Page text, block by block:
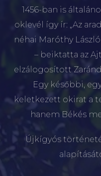
1456-ban is
oklevél így ír: „Az
néhai Maróthy
– beiktatta az
elzálogosított
Egy későbbi,
keletkezett okirat a
hanem Békés
Újkígyós